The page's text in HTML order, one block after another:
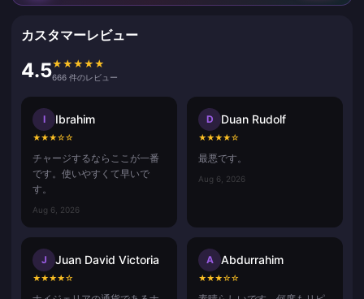
カスタマーレビュー
4.5★ ★ ★ ★ ★
666 件のレビュー
I Ibrahim
★★★☆☆
チャージするならここが一番
です。使いやすくて早いで
す。
Aug 6, 2026
D Duan Rudolf
★★★★☆
最悪です。
Aug 6, 2026
J Juan David Victoria
★★★★☆
A Abdurrahim
★★★☆☆